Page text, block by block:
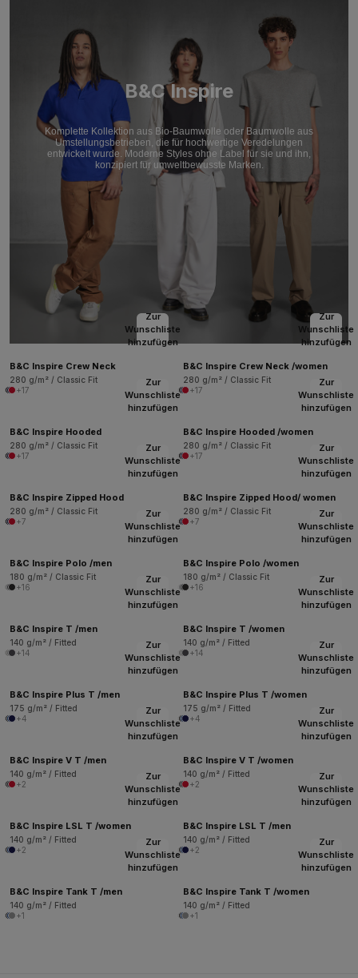
B&C Inspire
Komplette Kollektion aus Bio-Baumwolle oder Baumwolle aus
Umstellungsbetrieben, die für hochwertige Veredelungen
entwickelt wurde. Moderne Styles ohne Label für sie und ihn,
konzipiert für umweltbewusste Marken.
Zur
Wunschliste
hinzufügen
B&C Inspire Crew Neck
280 g/m² / Classic Fit
+17
Zur
Wunschliste
hinzufügen
B&C Inspire Crew Neck /women
280 g/m² / Classic Fit
+17
Zur
Wunschliste
hinzufügen
B&C Inspire Hooded
280 g/m² / Classic Fit
+17
Zur
Wunschliste
hinzufügen
B&C Inspire Hooded /women
280 g/m² / Classic Fit
+17
Zur
Wunschliste
hinzufügen
B&C Inspire Zipped Hood
280 g/m² / Classic Fit
+7
Zur
Wunschliste
hinzufügen
B&C Inspire Zipped Hood/ women
280 g/m² / Classic Fit
+7
Zur
Wunschliste
hinzufügen
B&C Inspire Polo /men
180 g/m² / Classic Fit
+16
Zur
Wunschliste
hinzufügen
B&C Inspire Polo /women
180 g/m² / Classic Fit
+16
Zur
Wunschliste
hinzufügen
B&C Inspire T /men
140 g/m² / Fitted
+14
Zur
Wunschliste
hinzufügen
B&C Inspire T /women
140 g/m² / Fitted
+14
Zur
Wunschliste
hinzufügen
B&C Inspire Plus T /men
175 g/m² / Fitted
+4
Zur
Wunschliste
hinzufügen
B&C Inspire Plus T /women
175 g/m² / Fitted
+4
Zur
Wunschliste
hinzufügen
B&C Inspire V T /men
140 g/m² / Fitted
+2
Zur
Wunschliste
hinzufügen
B&C Inspire V T /women
140 g/m² / Fitted
+2
Zur
Wunschliste
hinzufügen
B&C Inspire LSL T /women
140 g/m² / Fitted
+2
Zur
Wunschliste
hinzufügen
B&C Inspire LSL T /men
140 g/m² / Fitted
+2
Zur
Wunschliste
hinzufügen
B&C Inspire Tank T /men
140 g/m² / Fitted
+1
Zur
Wunschliste
hinzufügen
B&C Inspire Tank T /women
140 g/m² / Fitted
+1